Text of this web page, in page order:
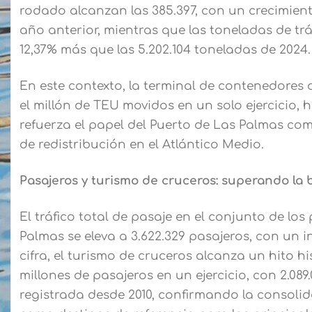
rodado alcanzan las 385.397, con un
año anterior, mientras que las toneladas de
12,37% más que las 5.202.104 toneladas de 2024.
En este contexto, la terminal de contenedores
el millón de TEU movidos en un solo ejercicio,
refuerza el papel del Puerto de Las Palmas
de redistribución en el Atlántico Medio.
Pasajeros y turismo de cruceros: superando
El tráfico total de pasaje en el conjunto de
Palmas se eleva a 3.622.329 pasajeros, con un
cifra, el turismo de cruceros alcanza un hito
millones de pasajeros en un ejercicio, con
registrada desde 2010, confirmando la